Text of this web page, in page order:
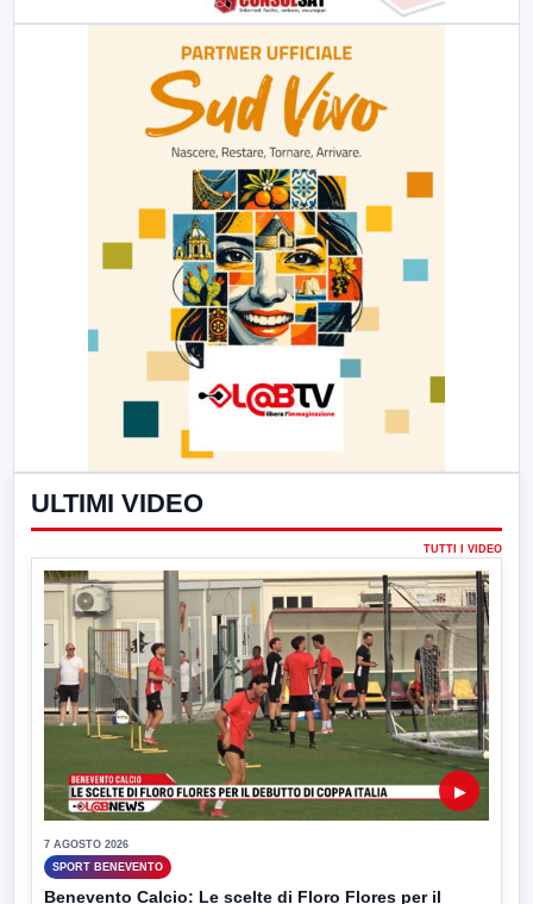
ULTIMI VIDEO
TUTTI I VIDEO
▶
7 AGOSTO 2026
SPORT BENEVENTO
Benevento Calcio: Le scelte di Floro Flores per il